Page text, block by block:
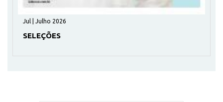
Jul | Julho 2026
SELEÇÕES